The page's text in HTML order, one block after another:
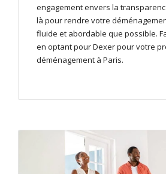
engagement envers la
là pour rendre votre
fluide et abordable que possible.
en optant pour Dexer pour votre
déménagement à Paris.